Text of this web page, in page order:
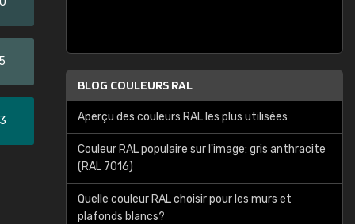
BLOG COULEURS RAL
Aperçu des couleurs RAL les plus utilisées
Couleur RAL populaire sur l'image: gris anthracite
(RAL 7016)
Quelle couleur RAL choisir pour les murs et
plafonds blancs?